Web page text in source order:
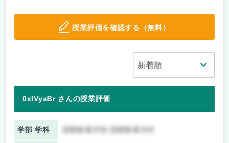
授業評価を確認する（無料）
0xIVyaBr さんの授業評価
学部 学科 国際教養学部 国際教養学科